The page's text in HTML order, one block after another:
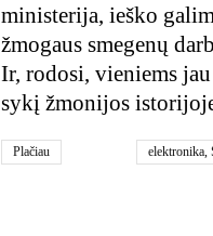
ministerija, ieško
žmogaus smegenų
Ir, rodosi, vieniems
sykį žmonijos
Plačiau elektronika,